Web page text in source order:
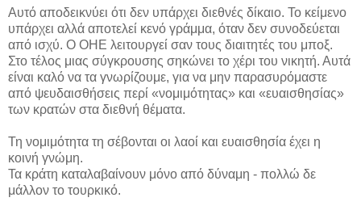
Αυτό αποδεικνύει ότι δεν υπάρχει διεθνές δίκαιο. Το κείμενο
υπάρχει αλλά αποτελεί κενό γράμμα, όταν δεν συνοδεύεται
από ισχύ. Ο ΟΗΕ λειτουργεί σαν τους διαιτητές του μποξ.
Στο τέλος μιας σύγκρουσης σηκώνει το χέρι του νικητή. Αυτά
είναι καλό να τα γνωρίζουμε, για να μην παρασυρόμαστε
από ψευδαισθήσεις περί «νομιμότητας» και «ευαισθησίας»
των κρατών στα διεθνή θέματα.
Τη νομιμότητα τη σέβονται οι λαοί και ευαισθησία έχει η
κοινή γνώμη.
Τα κράτη καταλαβαίνουν μόνο από δύναμη - πολλώ δε
μάλλον το τουρκικό.